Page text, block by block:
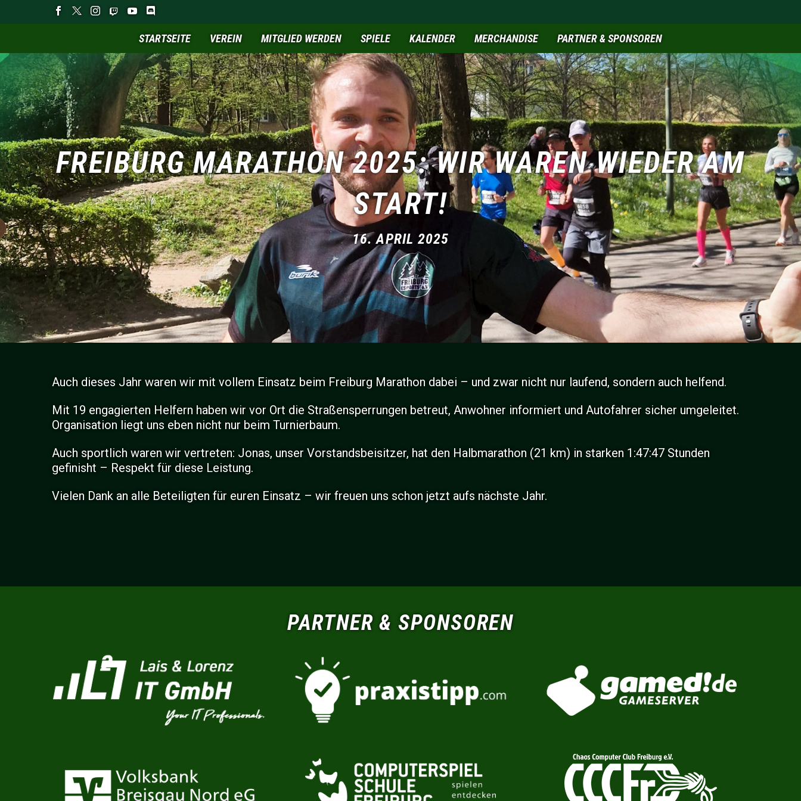
STARTSEITE VEREIN MITGLIED WERDEN SPIELE KALENDER MERCHANDISE PARTNER & SPONSOREN
FREIBURG MARATHON 2025: WIR WAREN WIEDER AM
START!
16. APRIL 2025
Auch dieses Jahr waren wir mit vollem Einsatz beim Freiburg Marathon dabei – und zwar nicht nur laufend, sondern auch helfend.
Mit 19 engagierten Helfern haben wir vor Ort die Straßensperrungen betreut, Anwohner informiert und Autofahrer sicher umgeleitet.
Organisation liegt uns eben nicht nur beim Turnierbaum.
Auch sportlich waren wir vertreten: Jonas, unser Vorstandsbeisitzer, hat den Halbmarathon (21 km) in starken 1:47:47 Stunden
gefinisht – Respekt für diese Leistung.
Vielen Dank an alle Beteiligten für euren Einsatz – wir freuen uns schon jetzt aufs nächste Jahr.
PARTNER & SPONSOREN